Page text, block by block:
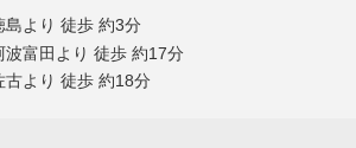
島より 徒歩 約3分
波富田より 徒歩 約17分
古より 徒歩 約18分